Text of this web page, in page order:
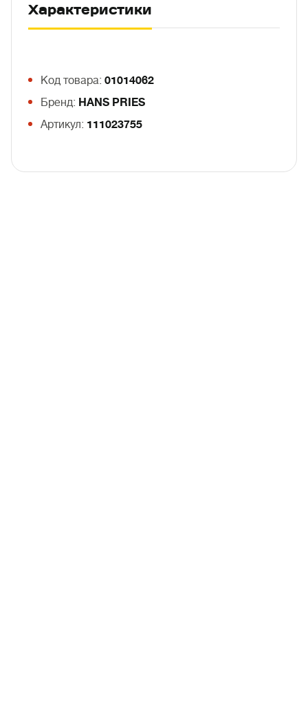
Характеристики
Код товара: 01014062
Бренд: HANS PRIES
Артикул: 111023755